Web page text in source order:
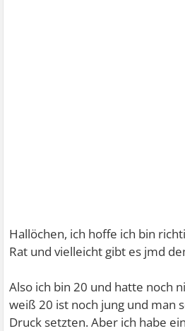
Hallöchen, ich hoffe ich bin
Rat und vielleicht gibt es jmd
Also ich bin 20 und hatte noch
weiß 20 ist noch jung und man
Druck setzten. Aber ich habe